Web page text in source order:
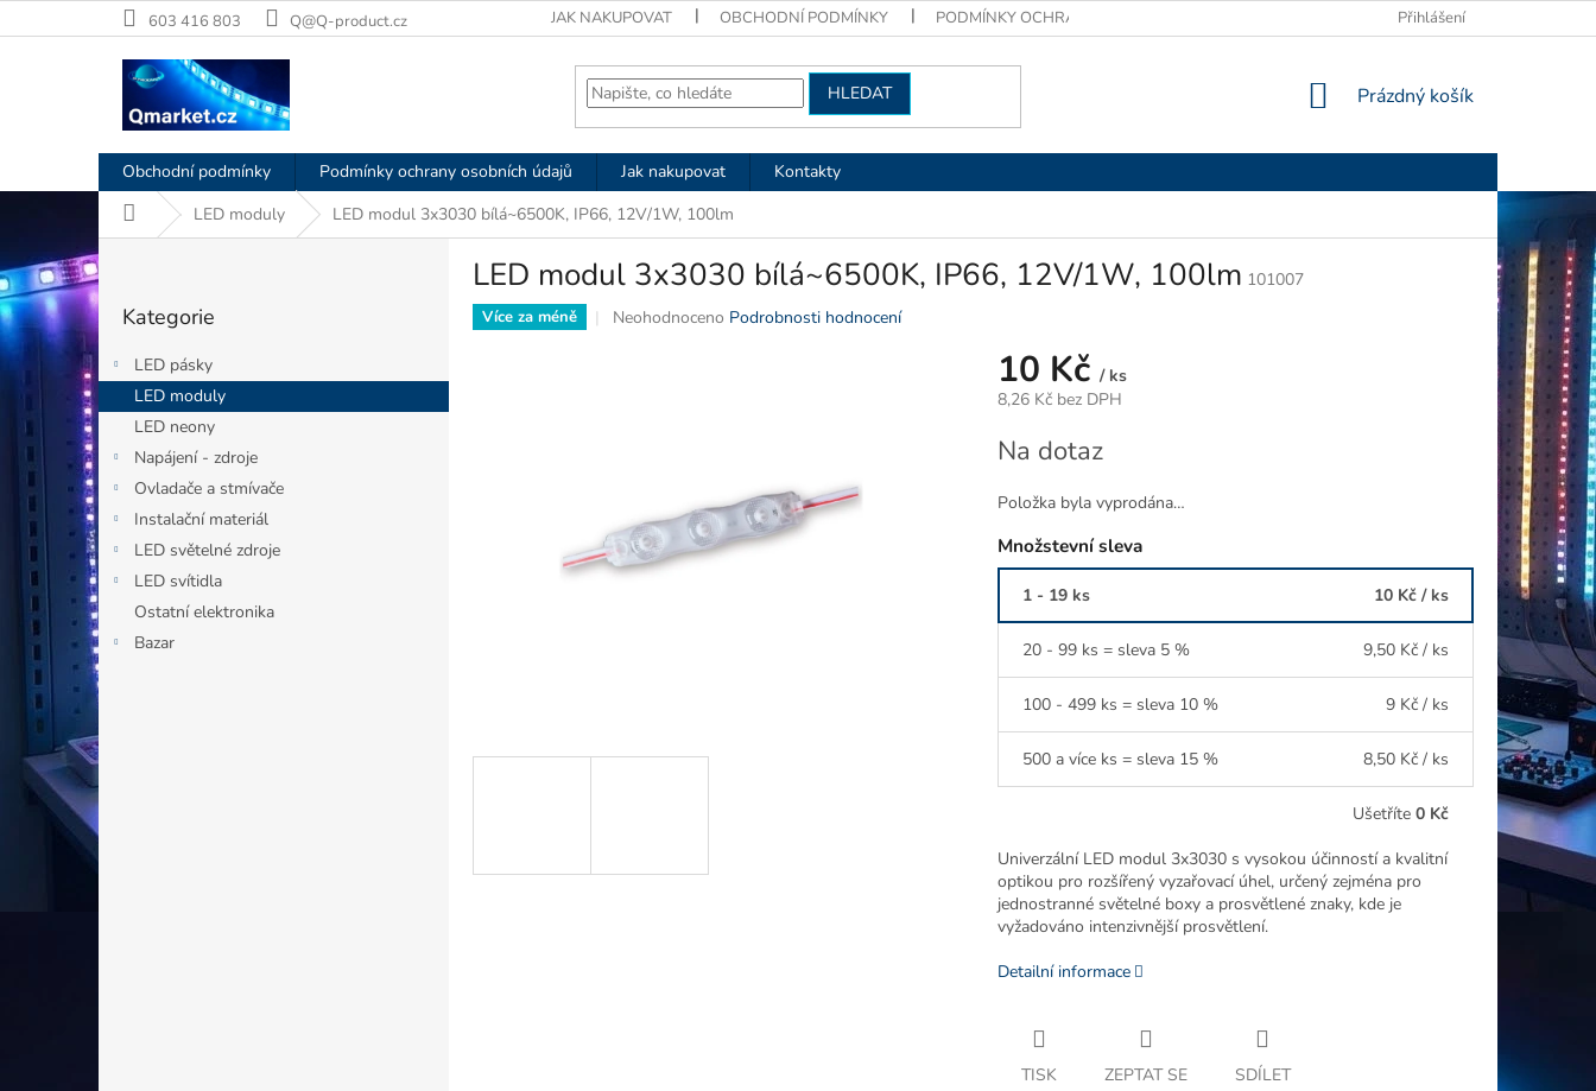
na
603 416 803 Q@Q-product.cz JAK NAKUPOVAT OBCHODNÍ PODMÍNKY PODMÍNKY OCHRANY OSOBNÍCH ÚDAJŮ Přihlášení
HLEDAT
NÁKUPNÍ
Prázdný košík
Obchodní podmínky Podmínky ochrany osobních údajů Jak nakupovat
Kontakty
Domů LED moduly LED modul 3x3030 bílá~6500K, IP66, 12V/1W, 100lm
P
o
s
t
r
a
n
e
l
kategorie
Kategorie
LED pásky
LED moduly
LED neony
Napájení - zdroje
Ovladače a stmívače
Instalační materiál
LED světelné zdroje
LED svítidla
Ostatní elektronika
Bazar
LED modul 3x3030 bílá~6500K, IP66, 12V/1W, 100lm 101007
Více za méně
Průměrné
Neohodnoceno Podrobnosti hodnocení
10 Kč / ks
8,26 Kč bez DPH
cena:
Na dotaz
Položka byla vyprodána…
Množstevní sleva
1 - 19 ks 10 Kč / ks
20 - 99 ks = sleva 5 % 9,50 Kč / ks
100 - 499 ks = sleva 10 % 9 Kč / ks
500 a více ks = sleva 15 % 8,50 Kč / ks
Ušetříte 0 Kč
Univerzální LED modul 3x3030 s vysokou účinností a kvalitní
optikou pro rozšířený vyzařovací úhel, určený zejména pro
jednostranné světelné boxy a prosvětlené znaky, kde je
vyžadováno intenzivnější prosvětlení.
Detailní informace
TISK ZEPTAT SE SDÍLET